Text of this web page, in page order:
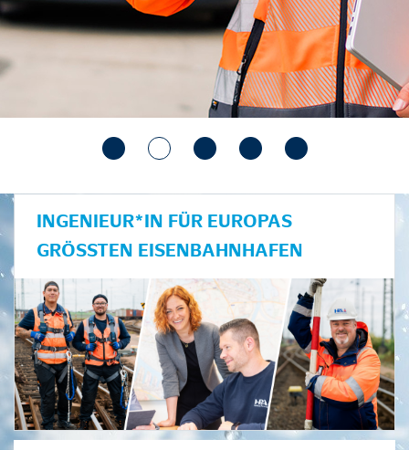
INGENIEUR*IN FÜR EUROPAS
GRÖSSTEN EISENBAHNHAFEN